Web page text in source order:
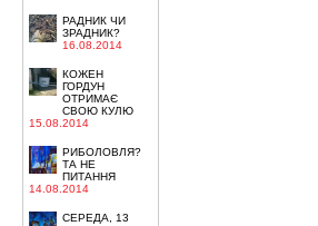
РАДНИК ЧИ
ЗРАДНИК?
16.08.2014
КОЖЕН
ГОРДУН
ОТРИМАЄ
СВОЮ КУЛЮ
15.08.2014
РИБОЛОВЛЯ?
ТА НЕ
ПИТАННЯ
14.08.2014
СЕРЕДА, 13